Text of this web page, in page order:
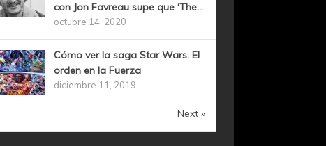
con Jon Favreau supe que ‘The...
octubre 14, 2020
Cómo ver la saga Star Wars. El
orden en la Fuerza
diciembre 11, 2019
Next »